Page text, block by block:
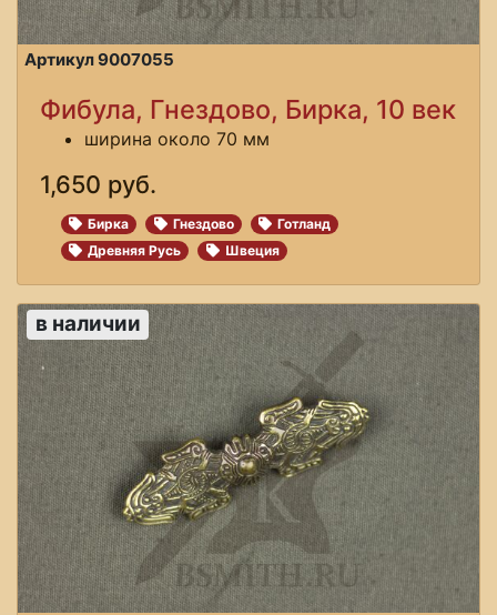
Артикул 9007055
Фибула, Гнездово, Бирка, 10 век
ширина около 70 мм
1,650 руб.
Бирка Гнездово
Готланд
Древняя Русь
Швеция
в наличии